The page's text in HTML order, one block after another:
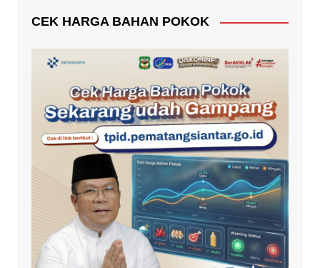
CEK HARGA BAHAN POKOK